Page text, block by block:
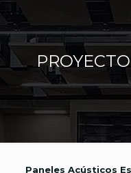
Paneles Acústicos